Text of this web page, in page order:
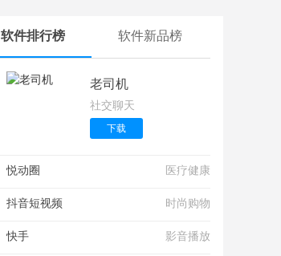
软件排行榜 软件新品榜
老司机
社交聊天
下载
悦动圈 医疗健康
抖音短视频 时尚购物
快手 影音播放